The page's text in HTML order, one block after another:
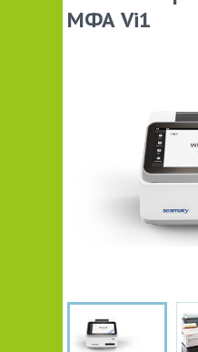
МФА Vi1